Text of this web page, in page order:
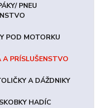
PNEU
POD MOTORKU
A PRÍSLUŠENSTVO
A DÁŽDNIKY
HADÍC